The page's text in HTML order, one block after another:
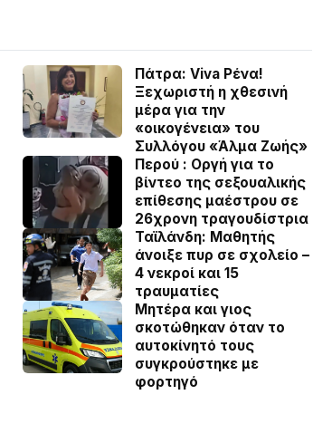
Πάτρα: Viva Ρένα!
Ξεχωριστή η χθεσινή
μέρα για την
«οικογένεια» του
Συλλόγου «Άλμα Ζωής»
Περού : Οργή για το
βίντεο της σεξουαλικής
επίθεσης μαέστρου σε
26χρονη τραγουδίστρια
Ταϊλάνδη: Μαθητής
άνοιξε πυρ σε σχολείο –
4 νεκροί και 15
τραυματίες
Μητέρα και γιος
σκοτώθηκαν όταν το
αυτοκίνητό τους
συγκρούστηκε με
φορτηγό